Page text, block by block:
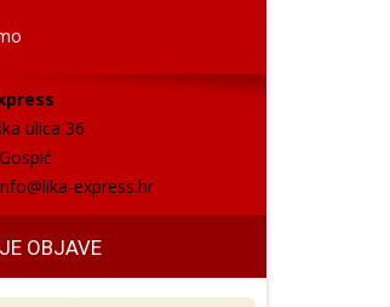
ulica 36
express.hr
OBJAVE